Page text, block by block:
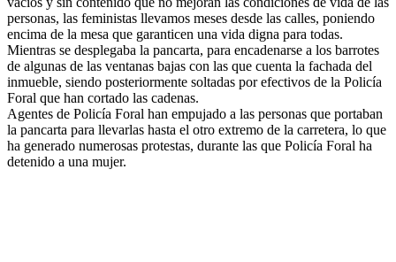
personas, las feministas llevamos meses desde las calles, poniendo
encima de la mesa que garanticen una vida digna para todas.
Mientras se desplegaba la pancarta, para encadenarse a los barrotes
de algunas de las ventanas bajas con las que cuenta la fachada del
inmueble, siendo posteriormente soltadas por efectivos de la Policía
Foral que han cortado las cadenas.
Agentes de Policía Foral han empujado a las personas que portaban
la pancarta para llevarlas hasta el otro extremo de la carretera, lo que
ha generado numerosas protestas, durante las que Policía Foral ha
detenido a una mujer.